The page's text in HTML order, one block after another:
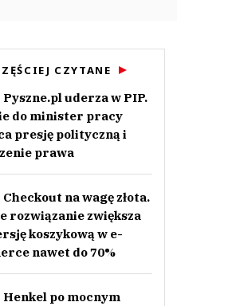
CZYTANE
Pyszne.pl uderza w PIP.
do minister pracy
presję polityczną i
prawa
Checkout na wagę złota.
rozwiązanie zwiększa
koszykową w e-
nawet do 70%
Henkel po mocnym